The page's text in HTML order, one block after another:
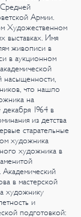
Армии.
Художественном
выставках. Имя
живописи в
в аукционном
насыщенности,
что нашло
на
1964 в
из детства
старательные
художника
художника в
в мастерской
художнику
и
подготовкой: